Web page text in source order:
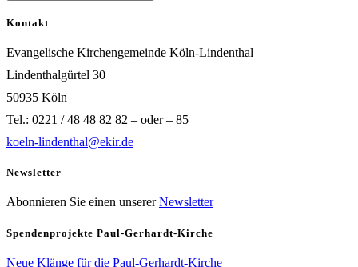
Kontakt
Evangelische Kirchengemeinde Köln-Lindenthal
Lindenthalgürtel 30
50935 Köln
Tel.: 0221 / 48 48 82 82 – oder – 85
koeln-lindenthal@ekir.de
Newsletter
Abonnieren Sie einen unsererNewsletter
Spendenprojekte Paul-Gerhardt-Kirche
Neue Klänge für die Paul-Gerhardt-Kirche